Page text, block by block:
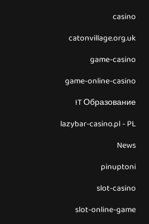
casino
catonvillage.org.uk
game-casino
game-online-casino
IT Образование
lazybar-casino.pl - PL
News
pinuptoni
slot-casino
slot-online-game